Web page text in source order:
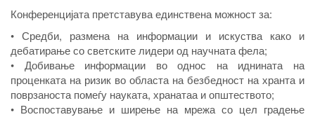
Конференцијата претставува единствена можност за:
• Средби, размена на информации и искуства како и
дебатирање со светските лидери од научната фела;
• Добивање информации во однос на иднината на
проценката на ризик во областа на безбедност на хранта и
поврзаноста помеѓу науката, хранатаа и општеството;
• Воспоставување и ширење на мрежа со цел градење